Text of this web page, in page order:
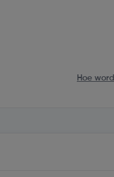
Hoe